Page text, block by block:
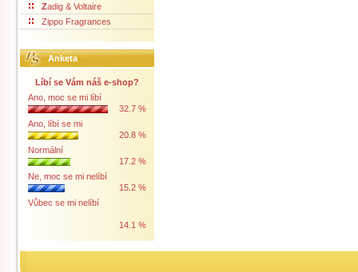
Zadig & Voltaire
Zippo Fragrances
Anketa
Líbí se Vám náš e-shop?
Ano, moc se mi líbí
32.7 %
Ano, líbí se mi
20.8 %
Normální
17.2 %
Ne, moc se mi nelíbí
15.2 %
Vůbec se mi nelíbí
14.1 %